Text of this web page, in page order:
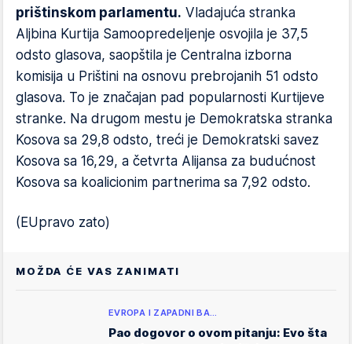
prištinskom parlamentu. Vladajuća stranka
Aljbina Kurtija Samoopredeljenje osvojila je 37,5
odsto glasova, saopštila je Centralna izborna
komisija u Prištini na osnovu prebrojanih 51 odsto
glasova. To je značajan pad popularnosti Kurtijeve
stranke. Na drugom mestu je Demokratska stranka
Kosova sa 29,8 odsto, treći je Demokratski savez
Kosova sa 16,29, a četvrta Alijansa za budućnost
Kosova sa koalicionim partnerima sa 7,92 odsto.
(EUpravo zato)
MOŽDA ĆE VAS ZANIMATI
EVROPA I ZAPADNI BA…
Pao dogovor o ovom pitanju: Evo šta